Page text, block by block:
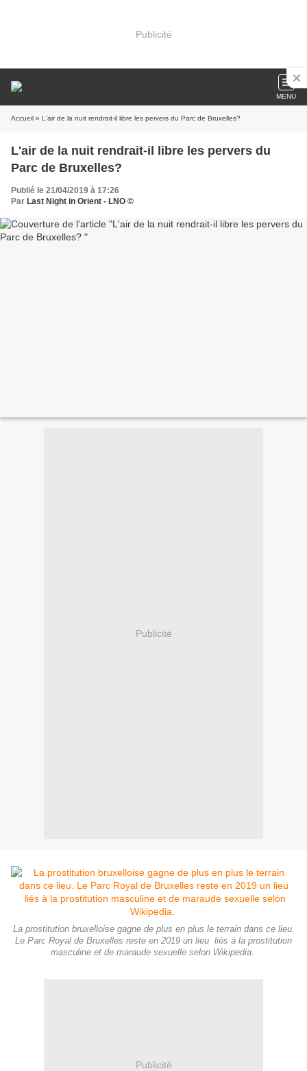
Publicité
MENU
Accueil » L'air de la nuit rendrait-il libre les pervers du Parc de Bruxelles?
L'air de la nuit rendrait-il libre les pervers du
Parc de Bruxelles?
Publié le 21/04/2019 à 17:26
Par Last Night in Orient - LNO ©
Publicité
La prostitution bruxelloise gagne de plus en plus le terrain dans ce lieu.
Le Parc Royal de Bruxelles reste en 2019 un lieu liés à la prostitution
masculine et de maraude sexuelle selon Wikipedia.
Publicité